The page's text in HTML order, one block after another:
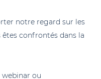
notre regard sur les
confrontés dans la
webinar ou